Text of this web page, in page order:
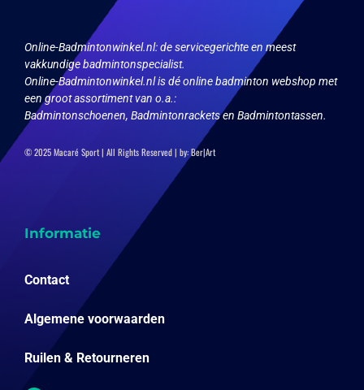
Online-Badmintonwinkel.nl:de servicegerichte en meest
vakkundige badmintonspecialist.
Online-Badmintonwinkel.nl is dé online badminton webshop met
een groot assortiment van o.a.:
Badmintonschoenen, Badmintonrackets en Badmintontassen.
© 2025 Macaré Sport | All Rights Reserved | by:Ber|Art
Informatie
Contact
Algemene voorwaarden
Ruilen & Retourneren